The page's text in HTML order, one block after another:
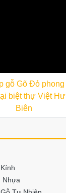
gỗ Gõ Đỏ phong
biệt thự Việt
Biên
Nhựa